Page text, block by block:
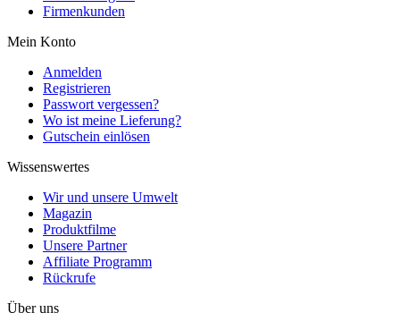
Firmenkunden
Mein Konto
Anmelden
Registrieren
Passwort vergessen?
Wo ist meine Lieferung?
Gutschein einlösen
Wissenswertes
Wir und unsere Umwelt
Magazin
Produktfilme
Unsere Partner
Affiliate Programm
Rückrufe
Über uns